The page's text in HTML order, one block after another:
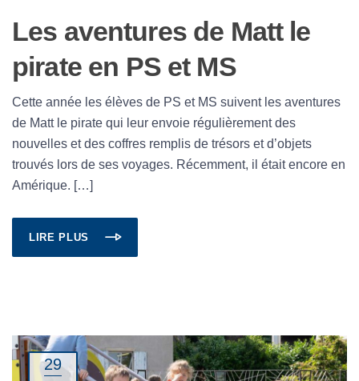
Les aventures de Matt le
pirate en PS et MS
Cette année les élèves de PS et MS suivent les aventures
de Matt le pirate qui leur envoie régulièrement des
nouvelles et des coffres remplis de trésors et d’objets
trouvés lors de ses voyages. Récemment, il était encore en
Amérique. […]
LIRE PLUS
29